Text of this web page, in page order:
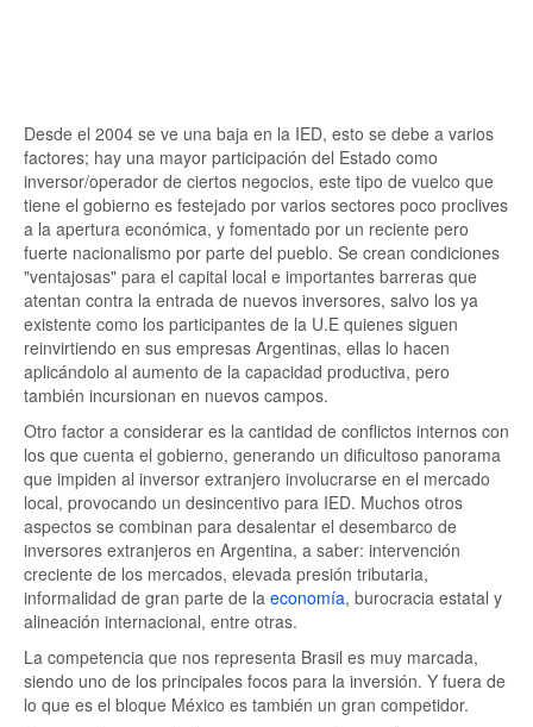
Desde el 2004 se ve una baja en la IED, esto se debe a varios
factores; hay una mayor participación del Estado como
inversor/operador de ciertos negocios, este tipo de vuelco que
tiene el gobierno es festejado por varios sectores poco proclives
a la apertura económica, y fomentado por un reciente pero
fuerte nacionalismo por parte del pueblo. Se crean condiciones
"ventajosas" para el capital local e importantes barreras que
atentan contra la entrada de nuevos inversores, salvo los ya
existente como los participantes de la U.E quienes siguen
reinvirtiendo en sus empresas Argentinas, ellas lo hacen
aplicándolo al aumento de la capacidad productiva, pero
también incursionan en nuevos campos.
Otro factor a considerar es la cantidad de conflictos internos con
los que cuenta el gobierno, generando un dificultoso panorama
que impiden al inversor extranjero involucrarse en el mercado
local, provocando un desincentivo para IED. Muchos otros
aspectos se combinan para desalentar el desembarco de
inversores extranjeros en Argentina, a saber: intervención
creciente de los mercados, elevada presión tributaria,
informalidad de gran parte de la economía, burocracia estatal y
alineación internacional, entre otras.
La competencia que nos representa Brasil es muy marcada,
siendo uno de los principales focos para la inversión. Y fuera de
lo que es el bloque México es también un gran competidor.